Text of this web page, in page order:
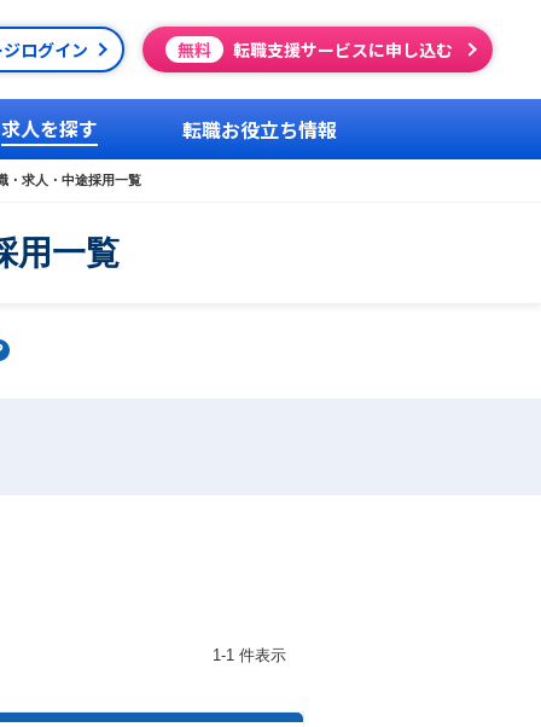
ログイン 無料 転職支援サービスに申し込む
求人を探す 転職お役立ち情報
・求人・中途採用一覧
用一覧
1-1 件表示